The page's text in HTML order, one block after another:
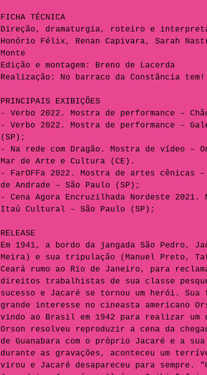
FICHA TÉCNICA
Direção, dramaturgia, roteiro e
Honório Félix, Renan Capivara, Sarah
Monte
Edição e montagem: Breno de Lacerda
Realização: No barraco da Constância tem!
PRINCIPAIS EXIBIÇÕES
- Verbo 2022. Mostra de performance –
- Verbo 2022. Mostra de performance –
(SP);
- Na rede com Dragão. Mostra de vídeo –
Mar de Arte e Cultura (CE).
- FarOFFa 2022. Mostra de artes cênicas
de Andrade – São Paulo (SP);
- Cena Agora Encruzilhada Nordeste
Itaú Cultural – São Paulo (SP);
RELEASE
Em 1941, a bordo da jangada São Pedro,
Meira) e sua tripulação (Manuel Preto,
Ceará rumo ao Rio de Janeiro, para
direitos trabalhistas de sua classe
sucesso e Jacaré se tornou um herói.
grande interesse no cineasta americano
vindo ao Brasil em 1942 para realizar um
Orson resolveu reproduzir a cena da
de Guanabara com o próprio Jacaré e a
durante as gravações, aconteceu um
virou e Jacaré desapareceu para sempre.